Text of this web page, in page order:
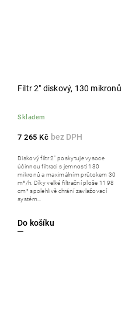
Filtr 2" diskový, 130 mikronů
Skladem
7 265 Kč
Do košíku
Diskový filtr 2" poskytuje vysoce
účinnou filtraci s jemností 130
mikronů a maximálním průtokem 30
m³/h. Díky velké filtrační ploše 1198
cm² spolehlivě chrání zavlažovací
systém...